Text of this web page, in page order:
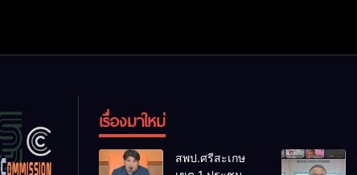
เรื่องมาใหม่
สพป.ศรีสะเกษ